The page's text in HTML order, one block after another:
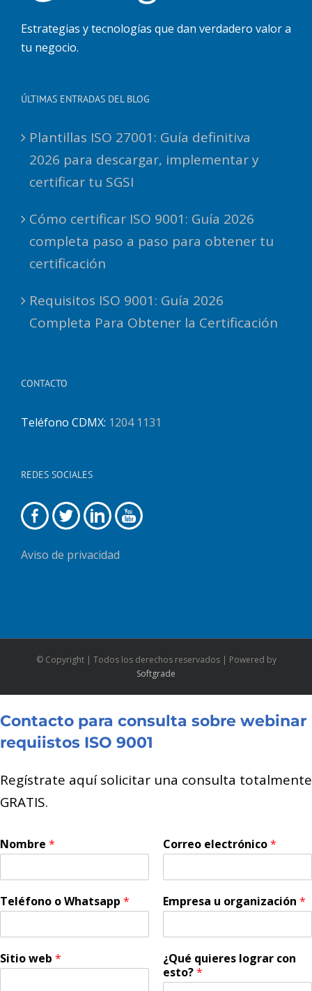
Estrategias y tecnologías que dan verdadero valor a
tu negocio.
ÚLTIMAS ENTRADAS DEL BLOG
Plantillas ISO 27001: Guía definitiva
2026 para descargar, implementar y
certificar tu SGSI
Cómo certificar ISO 9001: Guía 2026
completa paso a paso para obtener tu
certificación
Requisitos ISO 9001: Guía 2026
Completa Para Obtener la Certificación
CONTACTO
Teléfono CDMX: 1204 1131
REDES SOCIALES
Aviso de privacidad
© Copyright | Todos los derechos reservados | Powered by
Softgrade
Contacto para consulta sobre webinar
requiistos ISO 9001
Regístrate aquí solicitar una consulta totalmente
GRATIS.
Nombre * Correo electrónico*
Teléfono o Whatsapp * Empresa u organización *
Sitio web *
¿Qué quieres lograr con
esto?*